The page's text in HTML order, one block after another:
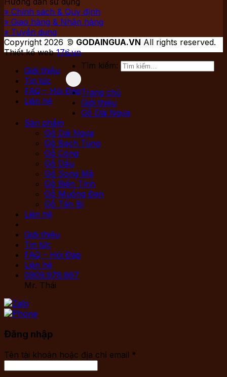
» Chính sách & Quy định
» Giao hàng & Nhận hàng
» Tuyển dụng
Copyright 2026 © GODAINGUA.VN All rights reserved.
Thiết kế web176.vn
Giới thiệu
Tin tức
FAQ – Hỏi Đáp
Liên hệ
Tìm kiếm:
Trang chủ
Giới thiệu
Gỗ Dái Ngựa
Sản phẩm
Gỗ Dái Ngựa
Gỗ Bạch Tùng
Gỗ Còng
Gỗ Dầu
Gỗ Song Mã
Gỗ Biến Tính
Gỗ Muồng Đen
Gỗ Tần Bì
Liên hệ
Giới thiệu
Tin tức
FAQ – Hỏi Đáp
Liên hệ
0909.978.867
Mr. Thái
Đăng nhập
Tên tài khoản hoặc địa chỉ email *